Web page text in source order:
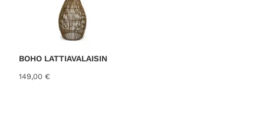
BOHO LATTIAVALAISIN
149,00 €